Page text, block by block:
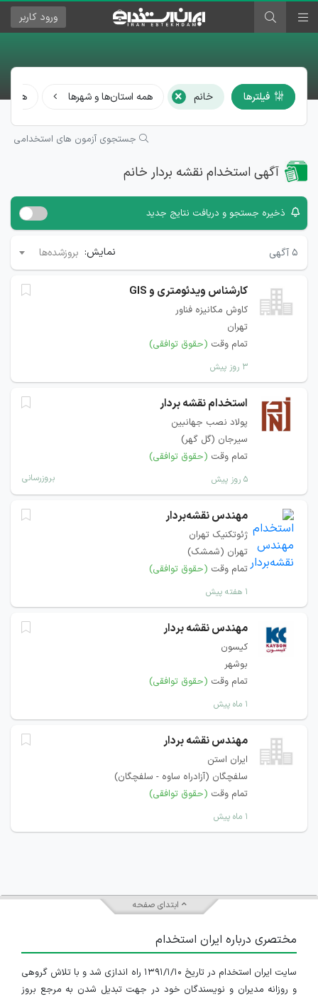
ورود کاربر
فیلترها خانم × همه استان‌ها و شهرها همه
جستجوی آزمون های استخدامی
آگهی استخدام نقشه بردار خانم
ذخیره جستجو و دریافت نتایج جدید
۵ آگهی نمایش: بروزشده‌ها
کارشناس ویدئومتری و GIS
کاوش مکانیزه فناور
تهران
تمام وقت (حقوق توافقی)
۳ روز پیش
استخدام نقشه بردار
پولاد نصب جهانبین
سیرجان (گل گهر)
تمام وقت (حقوق توافقی)
۵ روز پیش بروزرسانی
مهندس نقشه‌بردار
ژئوتکنیک تهران
تهران (شمشک)
تمام وقت (حقوق توافقی)
۱ هفته پیش
مهندس نقشه بردار
کیسون
بوشهر
تمام وقت (حقوق توافقی)
۱ ماه پیش
مهندس نقشه بردار
ایران استن
سلفچگان (آزادراه ساوه - سلفچگان)
تمام وقت (حقوق توافقی)
۱ ماه پیش
ابتدای صفحه
مختصری درباره ایران استخدام
سایت ایران استخدام در تاریخ ۱۳۹۱/۱/۱۰ راه اندازی شد و با تلاش گروهی
و روزانه مدیران و نویسندگان خود در جهت تبدیل شدن به مرجع بروز